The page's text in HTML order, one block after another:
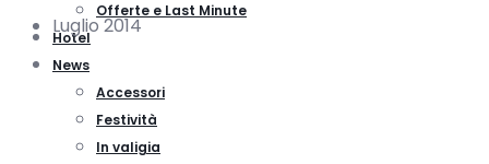
Offerte e Last Minute
Hotel
News
Accessori
Festività
In valigia
Luglio 2014